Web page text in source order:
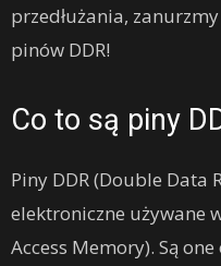
przedłużania,
pinów DDR!
Co to są piny
Piny DDR (Double Data
elektroniczne używane
Access Memory). Są